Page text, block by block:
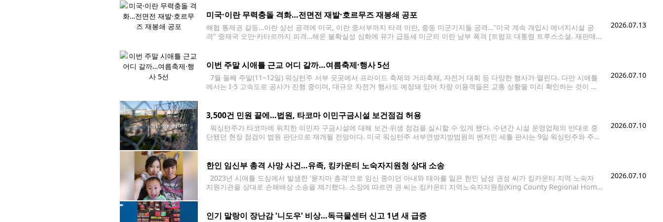
미국·이란 무력충돌 격화…전면전 재발·호르무즈 재봉쇄 공포
해협 통제권 갈등…이란 상선 공격에 미국, 이란 중서부까지 타격 이란, 중동 미군기지들 공격…"미국 계속 개입시 에너지시설 공
격" 중재국 오만·카타르까지 피격…해운 불확실성 심화에 유가 급등세 미군의 이란 남부 폭격 [트럼프 대통령 트루스소셜. 재판매
2026.07.13
이번 주말 시애틀 근교 어디 갈까…여름축제·행사 5선
7월 둘째 주말(11~12일) 워싱턴주 서부 곳곳에서 프라이드 축제와 거리축제, 자전거 대회 등 다양한 행사가 열린다. 다만 시애틀
에서는 I-5 고속도로 공사가 진행 중이며, 대규모 자전거 행사도 예정돼 있어 차량 이용객들은 교통 상황을 미리 확인하는 것이 좋
2026.07.10
3,500건 민원 끝에…법원, 타코마 이민구금시설 보건점검 허용
워싱턴주가 타코마에 위치한 이민자 구금시설에 대해 보건·위생 점검을 실시할 수 있게 됐다. 수년간 시설 운영업체의 반대로 중
단됐던 현장 점검이 법원 판단으로 재개될 전망이다. 미국 워싱턴주 서부연방지방법원의 벤저민 세틀 판사는 9일 워싱턴주와 주
2026.07.10
한인 임신부 총격 사망 사건…유족, 킹카운티 노숙자지원청 상대 소송
2023년 시애틀 도심에서 발생한 '묻지마 총격'으로 임신 중이던 아내와 태아를 잃은 한인 남성 권성 씨가 킹카운티 지역 노숙자
지원기관을 상대로 손해배상 소송을 제기했다. 소장에 따르면 권 씨는 킹카운티 지역노숙자지원청(King County Regional Home
2026.07.10
인기 말랑이 장난감 '니도우' 비상…독극물센터 신고 1년 새 급증